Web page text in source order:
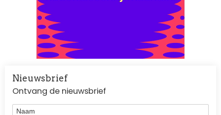
Nieuwsbrief
Ontvang de nieuwsbrief
Naam